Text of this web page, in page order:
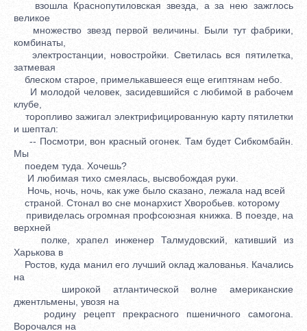
взошла Краснопутиловская звезда, а за нею зажглось
великое
множество звезд первой величины. Были тут фабрики,
комбинаты,
электростанции, новостройки. Светилась вся пятилетка,
затмевая
блеском старое, примелькавшееся еще египтянам небо.
И молодой человек, засидевшийся с любимой в рабочем
клубе,
торопливо зажигал электрифицированную карту пятилетки
и шептал:
-- Посмотри, вон красный огонек. Там будет Сибкомбайн.
Мы
поедем туда. Хочешь?
И любимая тихо смеялась, высвобождая руки.
Ночь, ночь, ночь, как уже было сказано, лежала над всей
страной. Стонал во сне монархист Хворобьев. которому
привиделась огромная профсоюзная книжка. В поезде, на
верхней
полке, храпел инженер Талмудовский, кативший из
Харькова в
Ростов, куда манил его лучший оклад жалованья. Качались
на
широкой атлантической волне американские
джентльмены, увозя на
родину рецепт прекрасного пшеничного самогона.
Ворочался на